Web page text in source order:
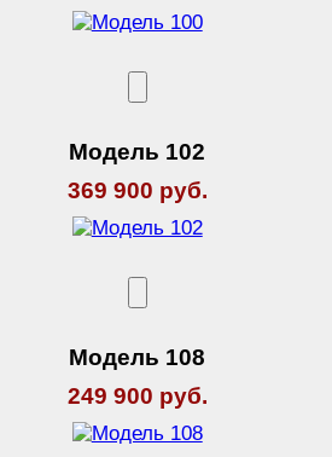
Модель 102
369 900 руб.
Модель 108
249 900 руб.